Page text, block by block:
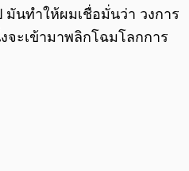
มันทำให้ผมเชื่อมั่นว่า วงการ
ะเข้ามาพลิกโฉมโลกการ